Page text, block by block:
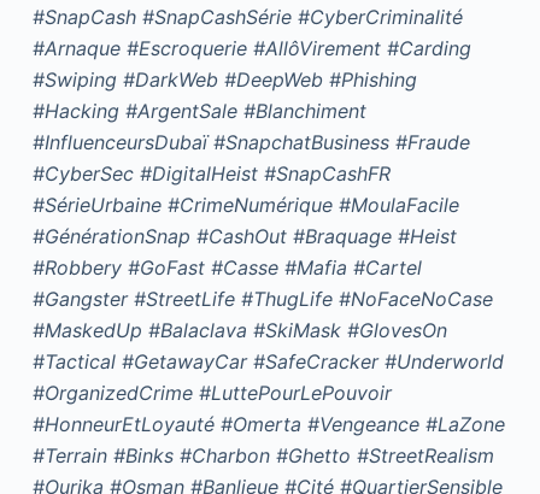
#SnapCash #SnapCashSérie #CyberCriminalité
#Arnaque #Escroquerie #AllôVirement #Carding
#Swiping #DarkWeb #DeepWeb #Phishing
#Hacking #ArgentSale #Blanchiment
#InfluenceursDubaï #SnapchatBusiness #Fraude
#CyberSec #DigitalHeist #SnapCashFR
#SérieUrbaine #CrimeNumérique #MoulaFacile
#GénérationSnap #CashOut #Braquage #Heist
#Robbery #GoFast #Casse #Mafia #Cartel
#Gangster #StreetLife #ThugLife #NoFaceNoCase
#MaskedUp #Balaclava #SkiMask #GlovesOn
#Tactical #GetawayCar #SafeCracker #Underworld
#OrganizedCrime #LuttePourLePouvoir
#HonneurEtLoyauté #Omerta #Vengeance #LaZone
#Terrain #Binks #Charbon #Ghetto #StreetRealism
#Ourika #Osman #Banlieue #Cité #QuartierSensible